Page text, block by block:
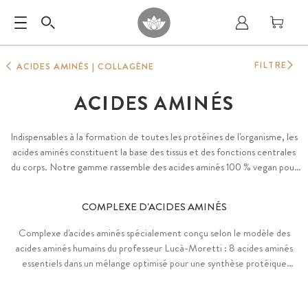
ACIDES AMINÉS | COLLAGÈNE
ACIDES AMINÉS
Indispensables à la formation de toutes les protéines de l'organisme, les
acides aminés constituent la base des tissus et des fonctions centrales
du corps. Notre gamme rassemble des acides aminés 100 % vegan pour
COMPLEXE D'ACIDES AMINÉS
Complexe d'acides aminés spécialement conçu selon le modèle des
acides aminés humains du professeur Lucà-Moretti : 8 acides aminés
essentiels dans un mélange optimisé pour une synthèse protéique
FILTRE